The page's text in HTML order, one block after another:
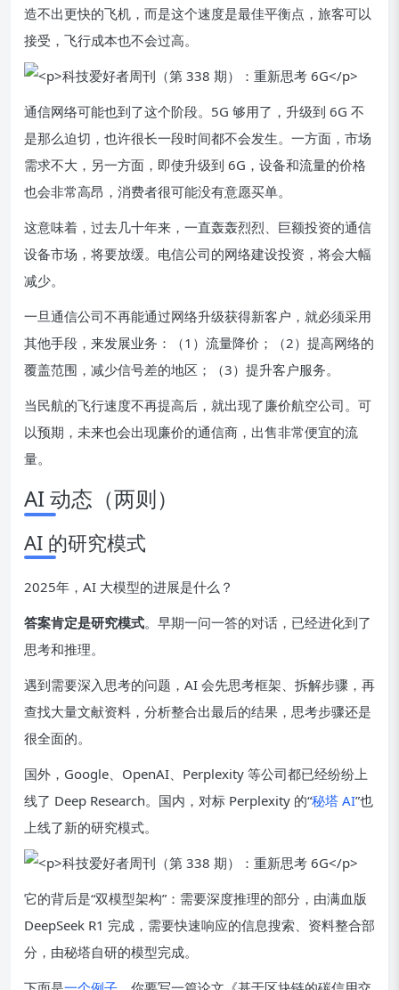
造不出更快的飞机，而是这个速度是最佳平衡点，旅客可以
接受，飞行成本也不会过高。
通信网络可能也到了这个阶段。5G 够用了，升级到 6G 不
是那么迫切，也许很长一段时间都不会发生。一方面，市场
需求不大，另一方面，即使升级到 6G，设备和流量的价格
也会非常高昂，消费者很可能没有意愿买单。
这意味着，过去几十年来，一直轰轰烈烈、巨额投资的通信
设备市场，将要放缓。电信公司的网络建设投资，将会大幅
减少。
一旦通信公司不再能通过网络升级获得新客户，就必须采用
其他手段，来发展业务：（1）流量降价；（2）提高网络的
覆盖范围，减少信号差的地区；（3）提升客户服务。
当民航的飞行速度不再提高后，就出现了廉价航空公司。可
以预期，未来也会出现廉价的通信商，出售非常便宜的流
量。
AI 动态（两则）
AI 的研究模式
2025年，AI 大模型的进展是什么？
答案肯定是研究模式。早期一问一答的对话，已经进化到了
思考和推理。
遇到需要深入思考的问题，AI 会先思考框架、拆解步骤，再
查找大量文献资料，分析整合出最后的结果，思考步骤还是
很全面的。
国外，Google、OpenAI、Perplexity 等公司都已经纷纷上
线了 Deep Research。国内，对标 Perplexity 的“秘塔 AI”也
上线了新的研究模式。
它的背后是“双模型架构”：需要深度推理的部分，由满血版
DeepSeek R1 完成，需要快速响应的信息搜索、资料整合部
分，由秘塔自研的模型完成。